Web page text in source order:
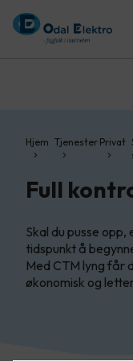
Hjem Tjenester Privat
Full
Skal du pusse
tidspunkt å
Med CTM lyng får
økonomisk og